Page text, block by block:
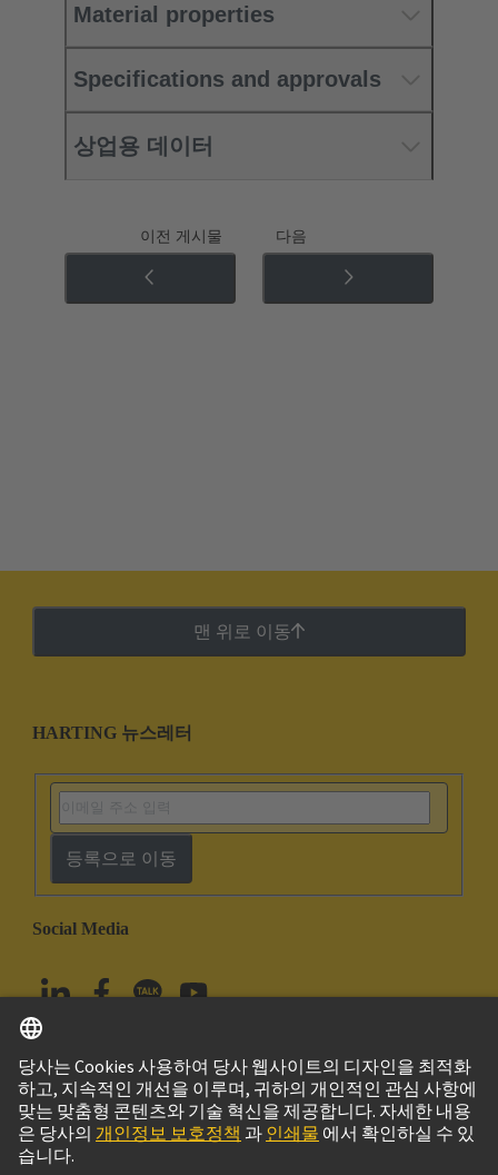
Material properties
Specifications and approvals
상업용 데이터
이전 게시물 다음
맨 위로 이동
HARTING 뉴스레터
등록으로 이동
Social Media
대한민국 한국어